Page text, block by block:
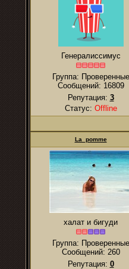
Генералиссимус
Группа: Проверенные
Сообщений: 16809
Репутация: 3
Статус: Offline
La_pomme
халат и бигуди
Группа: Проверенные
Сообщений: 260
Репутация: 0